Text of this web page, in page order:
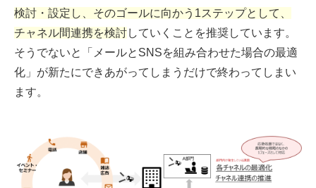
検討・設定し、そのゴールに向かう1ステップとして、
チャネル間連携を検討していくことを推奨しています。
そうでないと「メールとSNSを組み合わせた場合の最適
化」が新たにできあがってしまうだけで終わってしまい
ます。